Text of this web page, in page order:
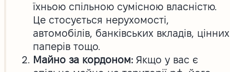
їхньою спільною сумісною власністю.
Це стосується нерухомості,
автомобілів, банківських вкладів, цінних
паперів тощо.
Майно за кордоном:Якщо у вас є